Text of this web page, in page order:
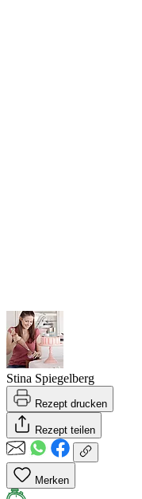
Stina Spiegelberg
Rezept drucken
Rezept teilen
Merken